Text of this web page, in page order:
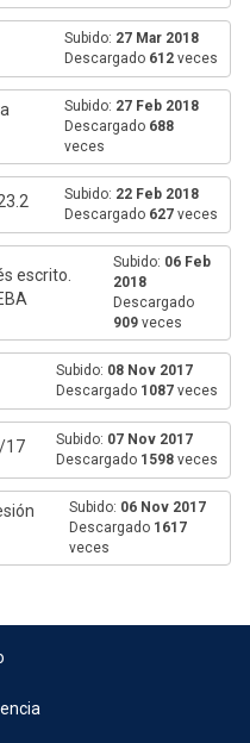
Subido: 27 Mar 2018
Descargado 612 veces
Subido: 27 Feb 2018
Descargado 688
veces
Subido: 22 Feb 2018
Descargado 627 veces
escrito.
Subido: 06 Feb
2018
Descargado
909 veces
Subido: 08 Nov 2017
Descargado 1087 veces
17 Subido: 07 Nov 2017
Descargado 1598 veces
Subido: 06 Nov 2017
Descargado 1617
veces